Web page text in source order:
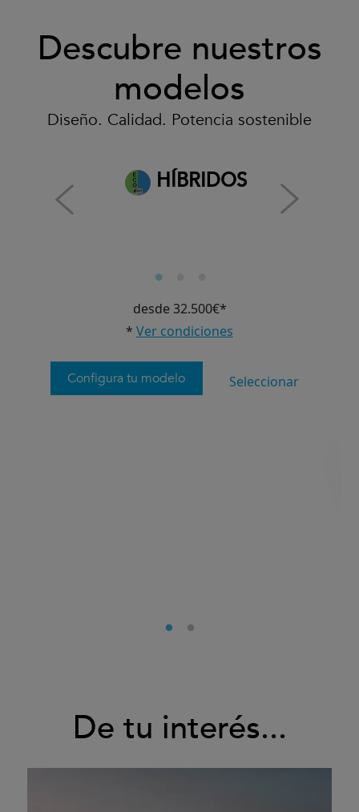
Descubre nuestros
modelos
Diseño. Calidad. Potencia sostenible
HÍBRIDOS
desde 32.500€*
* Ver condiciones
Configura tu modelo Seleccionar
De tu interés...